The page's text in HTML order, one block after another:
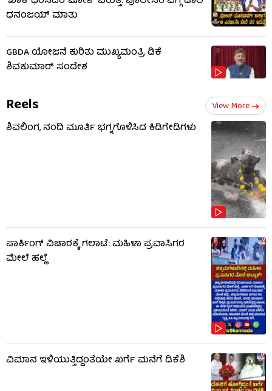
ಧನಂಜಯ್ ಮಾತು
GBDA ಯೋಜನೆ ಕುರಿತು ಮುಖ್ಯಮಂತ್ರಿ ಡಿಕೆ
ಶಿವಕುಮಾರ್ ಸಂದೇಶ
Reels View More
ಶಿವಲಿಂಗ, ನಂದಿ ಮೂರ್ತಿ ಭಗ್ನಗೊಳಿಸಿದ ಕಿಡಿಗೇಡಿಗಳು
ಪಾರ್ಕಿಂಗ್ ವಿಚಾರಕ್ಕೆ ಗಲಾಟೆ: ಮಹಿಳಾ ಪ್ರವಾಸಿಗರ
ಮೇಲೆ ಹಲ್ಲೆ
ವಿಮಾನ ಇಳಿಯುತ್ತಿದ್ದಂತೆಯೇ ಖರ್ಗೆ ಮನೆಗೆ ಡಿಕೆಶಿ